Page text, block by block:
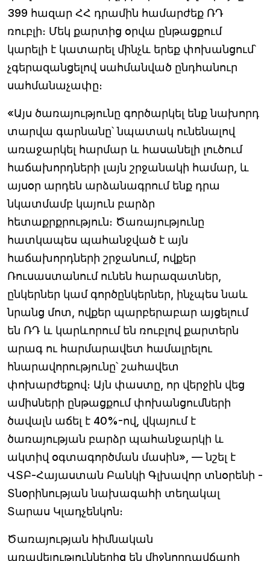
399 հազար ՀՀ դրամին համարժեք ՌԴ
ռուբլի։ Մեկ քարտից օրվա ընթացքում
կարելի է կատարել մինչև երեք փոխանցում՝
չգերազանցելով սահմանված ընդհանուր
սահմանաչափը։
«Այս ծառայությունը գործարկել ենք նախորդ
տարվա գարնանը՝ նպատակ ունենալով
առաջարկել հարմար և հասանելի լուծում
հաճախորդների լայն շրջանակի համար, և
այսօր արդեն արձանագրում ենք դրա
նկատմամբ կայուն բարձր
հետաքրքրություն։ Ծառայությունը
հատկապես պահանջված է այն
հաճախորդների շրջանում, ովքեր
Ռուսաստանում ունեն հարազատներ,
ընկերներ կամ գործընկերներ, ինչպես նաև
նրանց մոտ, ովքեր պարբերաբար այցելում
են ՌԴ և կարևորում են ռուբլով քարտերն
արագ ու հարմարավետ համալրելու
հնարավորությունը՝ շահավետ
փոխարժեքով։ Այն փաստը, որ վերջին վեց
ամիսների ընթացքում փոխանցումների
ծավալն աճել է 40%-ով, վկայում է
ծառայության բարձր պահանջարկի և
ակտիվ օգտագործման մասին», — նշել է
ՎՏԲ-Հայաստան Բանկի Գլխավոր տնօրենի -
Տնօրինության նախագահի տեղակալ
Տարաս Կլադչենկոն։
Ծառայության հիմնական
առավելություններից են միջնորդավճարի